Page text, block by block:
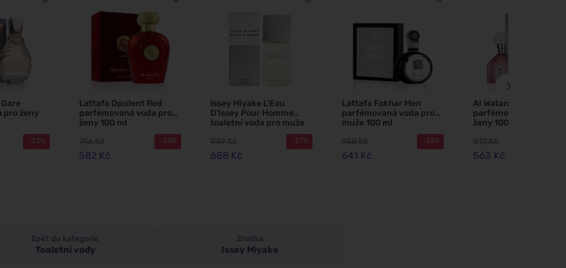
pro ženy
-23%
Lattafa Opulent Red
parfémovaná voda pro
ženy 100 ml
756 Kč
582 Kč
-23%
Issey Miyake L'Eau
D'Issey Pour Homme
toaletní voda pro muže
949 Kč
688 Kč
-27%
Lattafa Fakhar Men
parfémovaná voda pro
muže 100 ml
958 Kč
641 Kč
-33%
Al Wataniah Selena
parfémovaná voda pro
ženy 100 ml
812 Kč
563 Kč
Zpět do kategorie
Toaletní vody
Značka
Issey Miyake